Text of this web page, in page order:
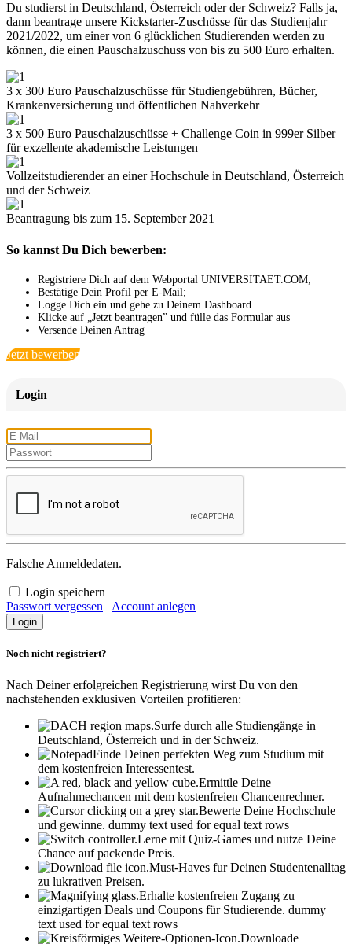
Du studierst in Deutschland, Österreich oder der Schweiz? Falls ja,
dann beantrage unsere Kickstarter-Zuschüsse für das Studienjahr
2021/2022, um einer von 6 glücklichen Studierenden werden zu
können, die einen Pauschalzuschuss von bis zu 500 Euro erhalten.
3 x 300 Euro Pauschalzuschüsse für Studiengebühren, Bücher,
Krankenversicherung und öffentlichen Nahverkehr
3 x 500 Euro Pauschalzuschüsse + Challenge Coin in 999er Silber
für exzellente akademische Leistungen
Vollzeitstudierender an einer Hochschule in Deutschland, Österreich
und der Schweiz
Beantragung bis zum 15. September 2021
So kannst Du Dich bewerben:
Registriere Dich auf dem Webportal UNIVERSITAET.COM;
Bestätige Dein Profil per E-Mail;
Logge Dich ein und gehe zu Deinem Dashboard
Klicke auf „Jetzt beantragen” und fülle das Formular aus
Versende Deinen Antrag
Jetzt bewerben
Login
Falsche Anmeldedaten.
Login speichern
Passwort vergessen
Account anlegen
Noch nicht registriert?
Nach Deiner erfolgreichen Registrierung wirst Du von den
nachstehenden exklusiven Vorteilen profitieren:
Surfe durch alle Studiengänge in
Deutschland, Österreich und in der Schweiz.
Finde Deinen perfekten Weg zum Studium mit
dem kostenfreien Interessentest.
Ermittle Deine
Aufnahmechancen mit dem kostenfreien Chancenrechner.
Bewerte Deine Hochschule
und gewinne. dummy text used for equal text rows
Lerne mit Quiz-Games und nutze Deine
Chance auf packende Preis.
Must-Haves fur Deinen Studentenalltag
zu lukrativen Preisen.
Erhalte kostenfreien Zugang zu
einzigartigen Deals und Coupons für Studierende. dummy
text used for equal text rows
Downloade